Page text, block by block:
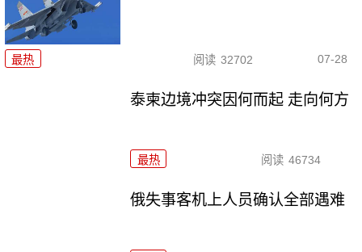
最热 阅读 32702 07-28
泰柬边境冲突因何而起 走向何方
最热 阅读 46734
俄失事客机上人员确认全部遇难